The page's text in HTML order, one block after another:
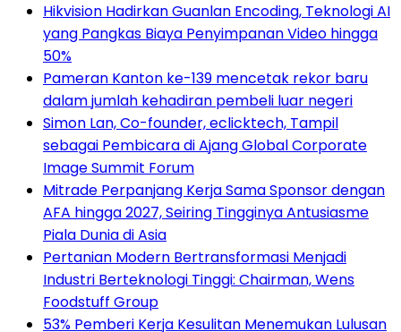
Hikvision Hadirkan Guanlan Encoding, Teknologi AI
yang Pangkas Biaya Penyimpanan Video hingga
50%
Pameran Kanton ke-139 mencetak rekor baru
dalam jumlah kehadiran pembeli luar negeri
Simon Lan, Co-founder, eclicktech, Tampil
sebagai Pembicara di Ajang Global Corporate
Image Summit Forum
Mitrade Perpanjang Kerja Sama Sponsor dengan
AFA hingga 2027, Seiring Tingginya Antusiasme
Piala Dunia di Asia
Pertanian Modern Bertransformasi Menjadi
Industri Berteknologi Tinggi: Chairman, Wens
Foodstuff Group
53% Pemberi Kerja Kesulitan Menemukan Lulusan